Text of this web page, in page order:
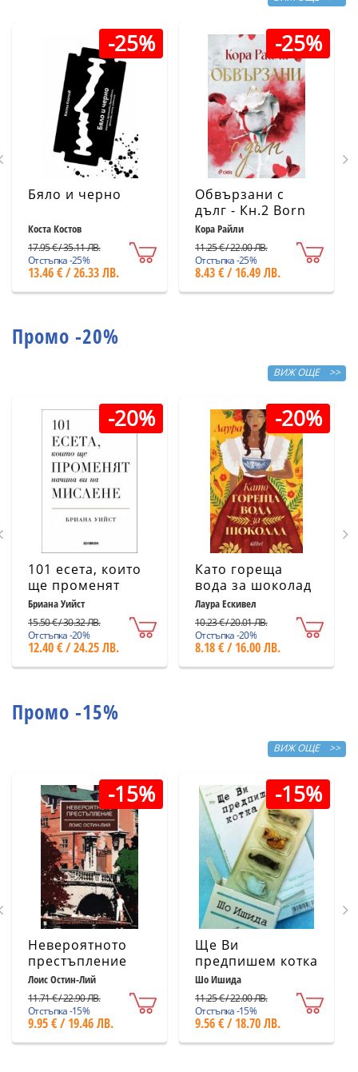
-25%
Бяло и черно
Коста Костов
17.95 € / 35.11 ЛВ.
Отстъпка -25%
13.46 € / 26.33 ЛВ.
-25%
Обвързани с
дълг - Кн.2 Born
in Blood Mafia
Chronicles
Кора Райли
11.25 € / 22.00 ЛВ.
Отстъпка -25%
8.43 € / 16.49 ЛВ.
Промо -20%
ВИЖ ОЩЕ >>
-20%
101 есета, които
ще променят
начина ви на
мислене
Бриана Уийст
15.50 € / 30.32 ЛВ.
Отстъпка -20%
12.40 € / 24.25 ЛВ.
-20%
Като гореща
вода за шоколад
(ново издание)
Лаура Ескивел
10.23 € / 20.01 ЛВ.
Отстъпка -20%
8.18 € / 16.00 ЛВ.
Промо -15%
ВИЖ ОЩЕ >>
-15%
Невероятното
престъпление
Лоис Остин-Лий
11.71 € / 22.90 ЛВ.
Отстъпка -15%
9.95 € / 19.46 ЛВ.
-15%
Ще Ви
предпишем котка
Шо Ишида
11.25 € / 22.00 ЛВ.
Отстъпка -15%
9.56 € / 18.70 ЛВ.